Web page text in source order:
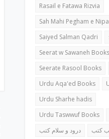
Rasail e Fatawa Rizvia
Sah Mahi Pegham e
Saiyed Salman Qadri
Seerat w Sawaneh Books
Seerate Rasool Books
Urdu Aqa'ed Books
Urdu Sharhe hadis
Urdu Taswwuf Books
درود و سلام کتب
کتب